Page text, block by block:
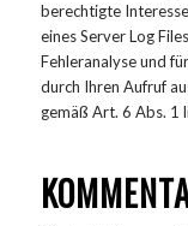
berechtigte
eines Server Log
Fehleranalyse und
durch Ihren Aufruf
gemäß Art. 6 Abs. 1